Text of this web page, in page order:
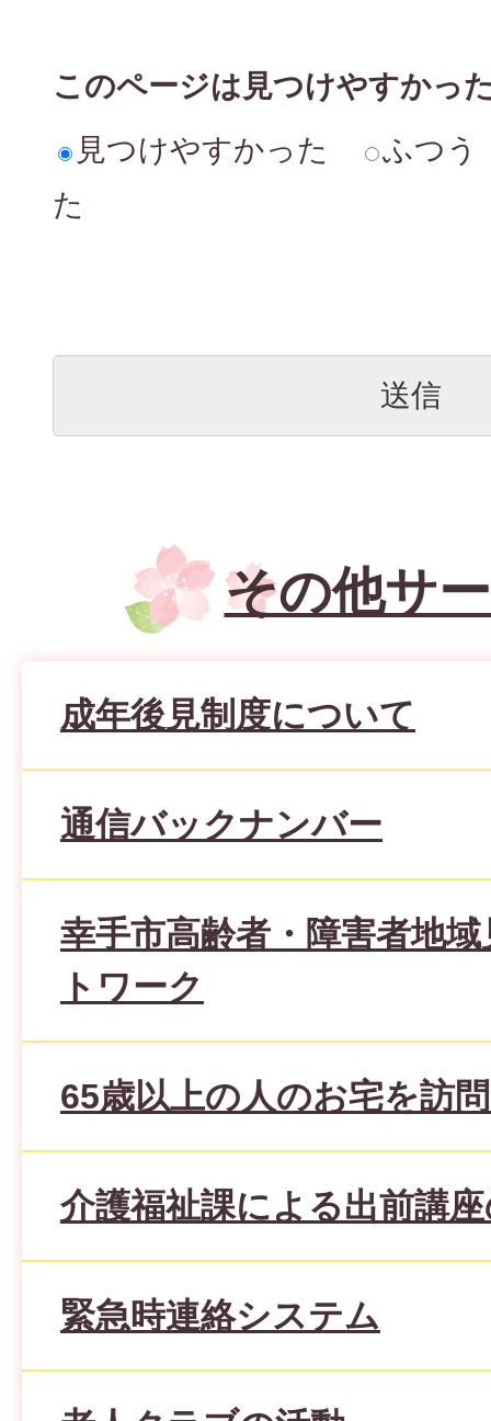
このページは見つけやすかっ
見つけやすかった
ふつう
た
その他サ
成年後見制度について
通信バックナンバー
幸手市高齢者・障害者地
トワーク
65歳以上の人のお宅を訪
介護福祉課による出前講
緊急時連絡システム